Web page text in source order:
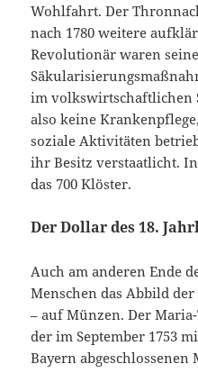
Wohlfahrt. Der
nach 1780 weitere
Revolutionär waren seine
im volkswirtschaftlichen
also keine
soziale Aktivitäten
ihr Besitz verstaatlicht.
das 700 Klöster.
Der Dollar des 18.
Auch am anderen Ende
Menschen das Abbild
– auf Münzen. Der
der im September 1753
Bayern